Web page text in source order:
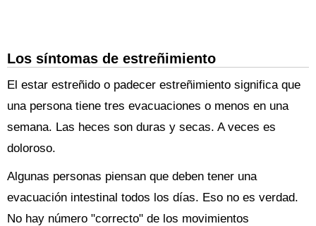
Los síntomas de estreñimiento
El estar estreñido o padecer estreñimiento significa que
una persona tiene tres evacuaciones o menos en una
semana. Las heces son duras y secas. A veces es
doloroso.
Algunas personas piensan que deben tener una
evacuación intestinal todos los días. Eso no es verdad.
No hay número "correcto" de los movimientos